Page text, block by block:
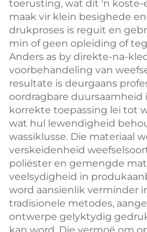
toerusting, wat dit 'n koste-
maak vir klein besighede
drukproses is reguit en
min of geen opleiding of
Anders as by direkte-na-
voorbehandeling van
resultate is deurgaans
oordragbare duursaamheid
korrekte toepassing lei tot
wat hul lewendigheid
wassiklusse. Die materiaal
verskeidenheid
poliëster en gemengde
veelsydigheid in
word aansienlik verminder
tradisionele metodes,
ontwerpe gelyktydig